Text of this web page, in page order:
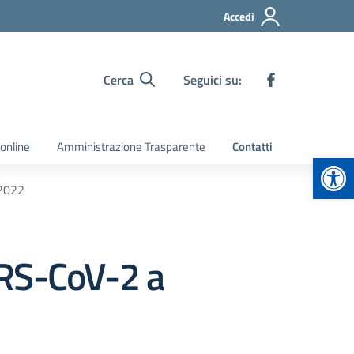
Accedi
Cerca Seguici su:
Amministrazione Trasparente Contatti
CoV-2 a